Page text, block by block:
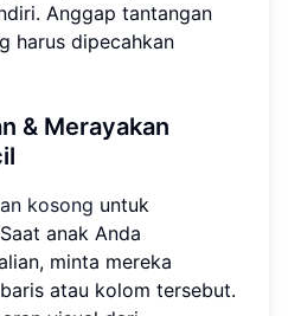
Anggap tantangan
harus dipecahkan
& Merayakan
kosong untuk
anak Anda
minta mereka
atau kolom tersebut.